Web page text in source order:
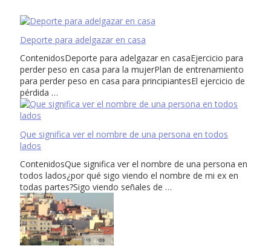
Deporte para adelgazar en casa
ContenidosDeporte para adelgazar en casaEjercicio para
perder peso en casa para la mujerPlan de entrenamiento
para perder peso en casa para principiantesEl ejercicio de
pérdida …
Que significa ver el nombre de una persona en todos
lados
ContenidosQue significa ver el nombre de una persona en
todos lados¿por qué sigo viendo el nombre de mi ex en
todas partes?Sigo viendo señales de …